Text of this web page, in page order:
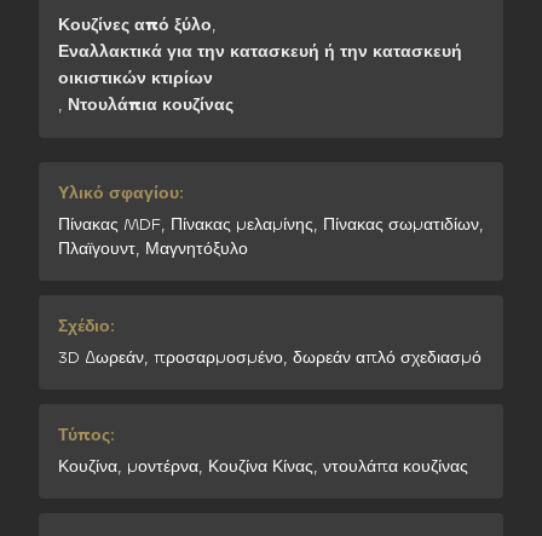
Κουζίνες από ξύλο,
Εναλλακτικά για την κατασκευή ή την κατασκευή
οικιστικών κτιρίων
, Ντουλάπια κουζίνας
Υλικό σφαγίου:
Πίνακας MDF, Πίνακας μελαμίνης, Πίνακας σωματιδίων,
Πλαϊγουντ, Μαγνητόξυλο
Σχέδιο:
3D Δωρεάν, προσαρμοσμένο, δωρεάν απλό σχεδιασμό
Τύπος:
Κουζίνα, μοντέρνα, Κουζίνα Κίνας, ντουλάπα κουζίνας